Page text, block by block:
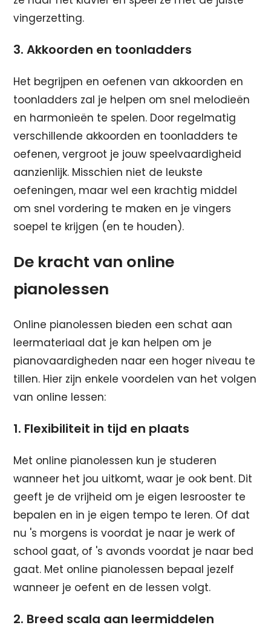
vingerzetting.
3. Akkoorden en toonladders
Het begrijpen en oefenen van akkoorden en
toonladders zal je helpen om snel melodieën
en harmonieën te spelen. Door regelmatig
verschillende akkoorden en toonladders te
oefenen, vergroot je jouw speelvaardigheid
aanzienlijk. Misschien niet de leukste
oefeningen, maar wel een krachtig middel
om snel vordering te maken en je vingers
soepel te krijgen (en te houden).
De kracht van online
pianolessen
Online pianolessen bieden een schat aan
leermateriaal dat je kan helpen om je
pianovaardigheden naar een hoger niveau te
tillen. Hier zijn enkele voordelen van het volgen
van online lessen:
1. Flexibiliteit in tijd en plaats
Met online pianolessen kun je studeren
wanneer het jou uitkomt, waar je ook bent. Dit
geeft je de vrijheid om je eigen lesrooster te
bepalen en in je eigen tempo te leren. Of dat
nu 's morgens is voordat je naar je werk of
school gaat, of 's avonds voordat je naar bed
gaat. Met online pianolessen bepaal jezelf
wanneer je oefent en de lessen volgt.
2. Breed scala aan leermiddelen